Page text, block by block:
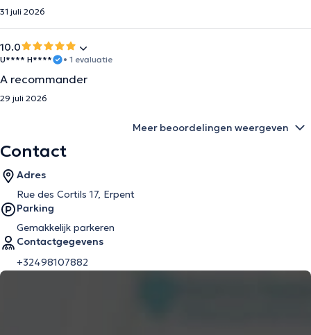
31 juli 2026
10.0
U**** H**** • 1 evaluatie
A recommander
29 juli 2026
Meer beoordelingen weergeven
Contact
Adres
Rue des Cortils 17, Erpent
Parking
Gemakkelijk parkeren
Contactgegevens
+32498107882